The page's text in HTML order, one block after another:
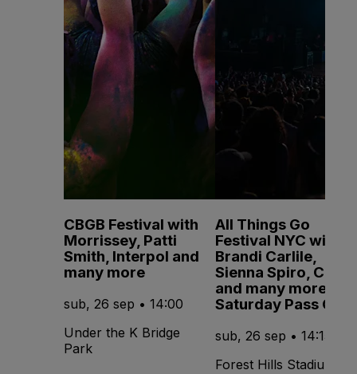
CBGB Festival with
Morrissey, Patti
Smith, Interpol and
many more
sub, 26 sep • 14:00
Under the K Bridge
Park
All Things Go
Festival NYC with
Brandi Carlile,
Sienna Spiro, CMAT
and many more -
Saturday Pass Only
sub, 26 sep • 14:15
Forest Hills Stadium